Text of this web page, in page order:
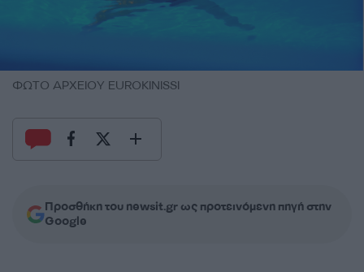
ΦΩΤΟ ΑΡΧΕΙΟΥ EUROKINISSI
Προσθήκη του newsit.gr ως προτεινόμενη πηγή στην
Google